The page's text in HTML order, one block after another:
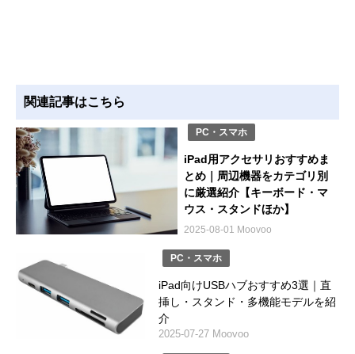
関連記事はこちら
PC・スマホ
iPad用アクセサリおすすめま
とめ｜周辺機器をカテゴリ別
に厳選紹介【キーボード・マ
ウス・スタンドほか】
2025-08-01 Moovoo
PC・スマホ
iPad向けUSBハブおすすめ3選｜直
挿し・スタンド・多機能モデルを紹
介
2025-07-27 Moovoo